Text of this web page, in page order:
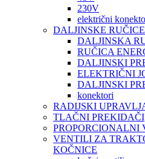
230V
električni
DALJINSKE RUČICE
DALJINSKA
RUČICA
DALJINSKI
ELEKTRIČNI
DALJINSKI
konektori
RADIJSKI
TLAČNI PREKIDAČI
PROPORCIONALNI
VENTILI ZA
KOČNICE